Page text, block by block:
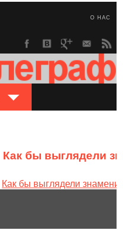
О НАС
Как бы выглядели